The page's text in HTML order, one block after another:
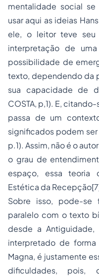
mentalidade social
usar aqui as ideias
ele, o leitor teve seu
interpretação de
possibilidade de
texto, dependendo da
sua capacidade de
COSTA, p,1). E,
passa de um
significados podem ser
p.1). Assim, não é o
o grau de
espaço, essa teoria
Estética da Recepção
Sobre isso, pode-se
paralelo com o texto
desde a
interpretado de
Magna, é justamente
dificuldades, pois,